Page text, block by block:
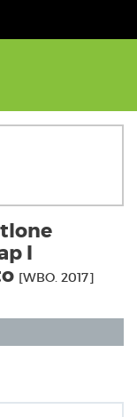
I
[WBO. 2017]